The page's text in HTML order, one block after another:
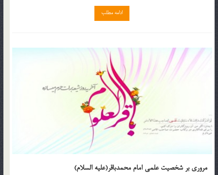
ادامه مطلب
مروری بر شخصیت علمی امام محمدباقر(علیه السلام)